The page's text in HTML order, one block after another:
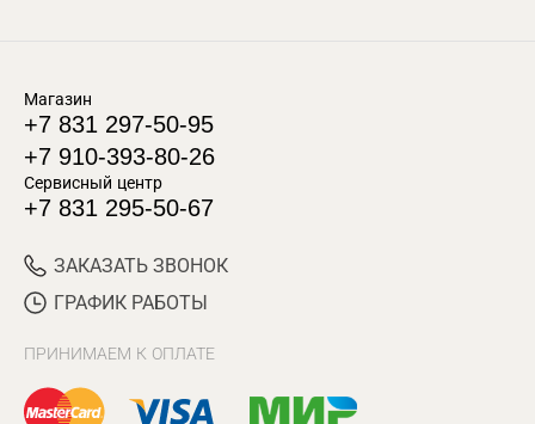
Магазин
+7 831 297-50-95
+7 910-393-80-26
Сервисный центр
+7 831 295-50-67
ЗАКАЗАТЬ ЗВОНОК
ГРАФИК РАБОТЫ
ПРИНИМАЕМ К ОПЛАТЕ